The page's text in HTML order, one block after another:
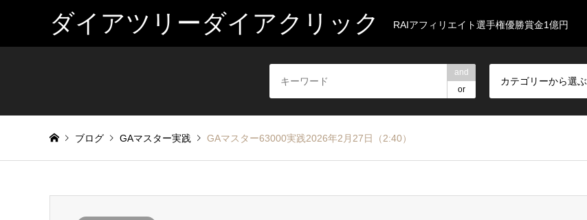
ダイアツリーダイアクリック RAIアフィリエイト選手権優勝賞金1億円
and
or
カテゴリーから選ぶ
ブログ GAマスター実践 GAマスター63000実践2026年2月27日（2:40）